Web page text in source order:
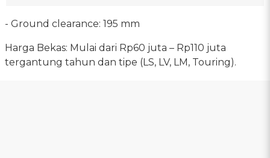
- Ground clearance: 195 mm
Harga Bekas: Mulai dari Rp60 juta – Rp110 juta
tergantung tahun dan tipe (LS, LV, LM, Touring).